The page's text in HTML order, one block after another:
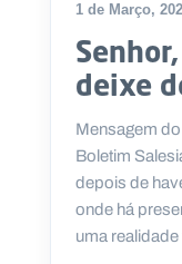
1 de Março,
deixe
Mensagem
Boletim
depois de
onde há
uma